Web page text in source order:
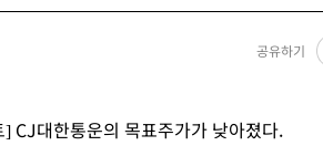
공유하기
CJ대한통운의 목표주가가 낮아졌다.